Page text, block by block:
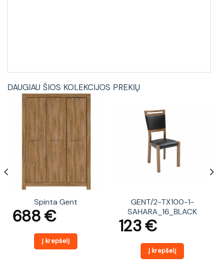
DAUGIAU ŠIOS KOLEKCIJOS PREKIŲ
Spinta Gent
688€
Į krepšelį
GENT/2-TX100-1-
SAHARA_16_BLACK
123€
Į krepšelį